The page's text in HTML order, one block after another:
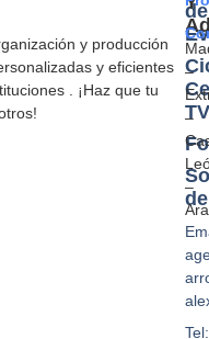
y producción
y eficientes
. ¡Haz que tu
de
TV
–
–
–
Tel: